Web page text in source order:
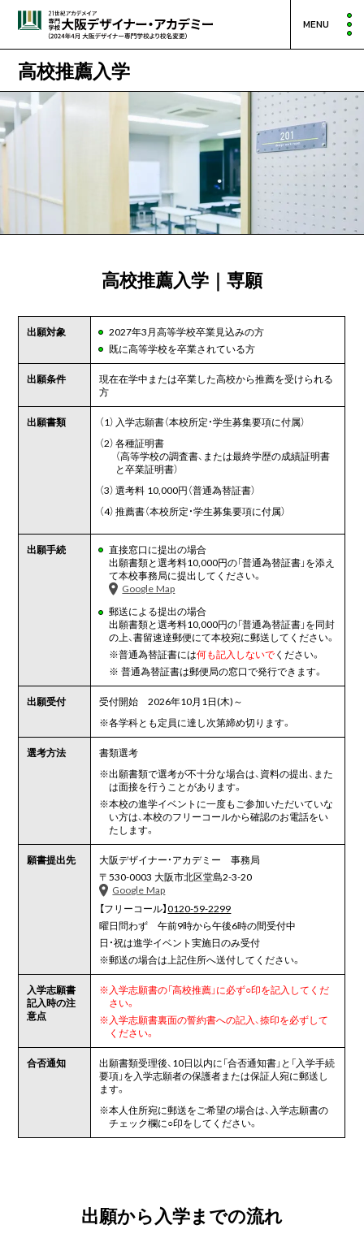
MENU
高校推薦入学
高校推薦入学｜専願
出願対象
2027年3月高等学校卒業見込みの方
既に高等学校を卒業されている方
出願条件
現在在学中または卒業した高校から推薦を受けられる
方
出願書類 （1） 入学志願書（本校所定・学生募集要項に付属）
（2）各種証明書
（高等学校の調査書、または最終学歴の成績証明書
と卒業証明書）
（3）選考料 10,000円（普通為替証書）
（4）推薦書（本校所定・学生募集要項に付属）
出願手続
直接窓口に提出の場合
出願書類と選考料10,000円の「普通為替証書」を添え
て本校事務局に提出してください。
Google Map
郵送による提出の場合
出願書類と選考料10,000円の「普通為替証書」を同封
の上、書留速達郵便にて本校宛に郵送してください。
※普通為替証書には何も記入しないでください。
※ 普通為替証書は郵便局の窓口で発行できます。
出願受付
受付開始 2026年10月1日(木)～
※各学科とも定員に達し次第締め切ります。
選考方法
書類選考
※出願書類で選考が不十分な場合は、資料の提出、また
は面接を行うことがあります。
※本校の進学イベントに一度もご参加いただいていな
い方は、本校のフリーコールから確認のお電話をい
たします。
願書提出先
大阪デザイナー・アカデミー 事務局
〒530-0003 大阪市北区堂島2-3-20
Google Map
【フリーコール】0120-59-2299
曜日問わず 午前9時から午後6時の間受付中
日・祝は進学イベント実施日のみ受付
※郵送の場合は上記住所へ送付してください。
入学志願書
記入時の注
意点
※入学志願書の「高校推薦」に必ず○印を記入してくだ
さい。
※入学志願書裏面の誓約書への記入、捺印を必ずして
ください。
合否通知
出願書類受理後、10日以内に「合否通知書」と「入学手続
要項」を入学志願者の保護者または保証人宛に郵送し
ます。
※本人住所宛に郵送をご希望の場合は、入学志願書の
チェック欄に○印をしてください。
出願から入学までの流れ